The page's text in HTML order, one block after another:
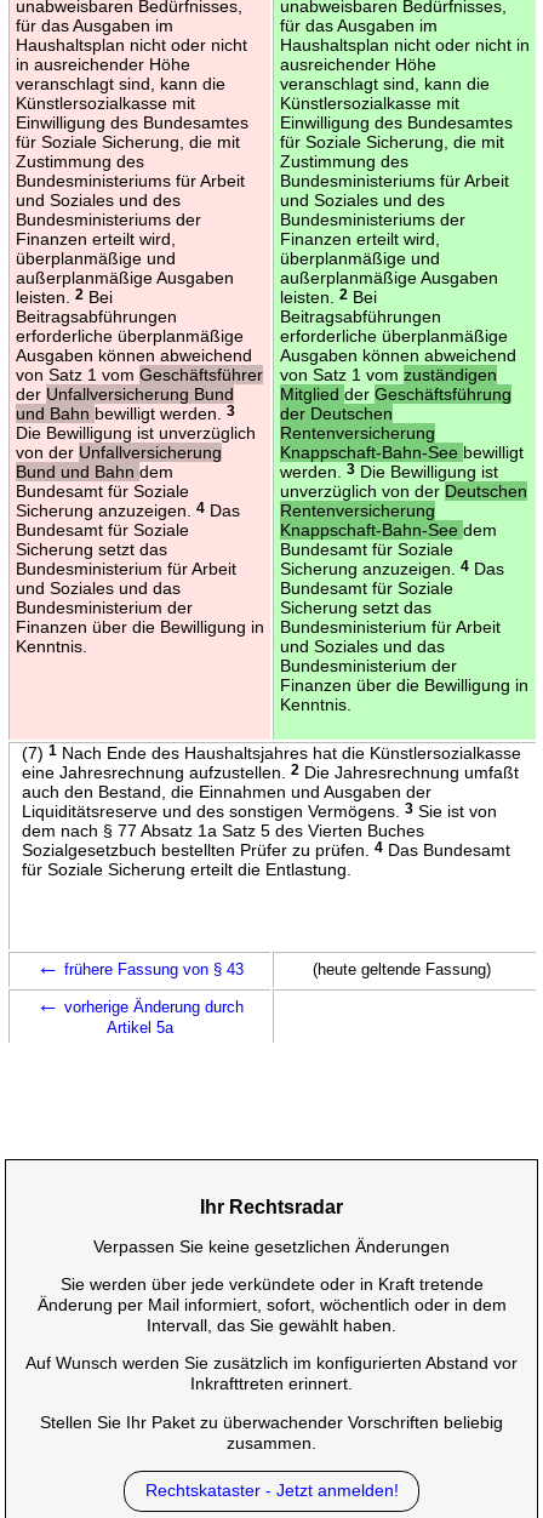
unabweisbaren Bedürfnisses,
für das Ausgaben im
Haushaltsplan nicht oder nicht
in ausreichender Höhe
veranschlagt sind, kann die
Künstlersozialkasse mit
Einwilligung des Bundesamtes
für Soziale Sicherung, die mit
Zustimmung des
Bundesministeriums für Arbeit
und Soziales und des
Bundesministeriums der
Finanzen erteilt wird,
überplanmäßige und
außerplanmäßige Ausgaben
leisten.
2Bei
Beitragsabführungen
erforderliche überplanmäßige
Ausgaben können abweichend
von Satz 1 vom Geschäftsführer
der Unfallversicherung Bund
und Bahn bewilligt werden. 3
Die Bewilligung ist unverzüglich
von der Unfallversicherung
Bund und Bahn dem
Bundesamt für Soziale
Sicherung anzuzeigen.
4Das
Bundesamt für Soziale
Sicherung setzt das
Bundesministerium für Arbeit
und Soziales und das
Bundesministerium der
Finanzen über die Bewilligung in
Kenntnis.
unabweisbaren Bedürfnisses,
für das Ausgaben im
Haushaltsplan nicht oder nicht in
ausreichender Höhe
veranschlagt sind, kann die
Künstlersozialkasse mit
Einwilligung des Bundesamtes
für Soziale Sicherung, die mit
Zustimmung des
Bundesministeriums für Arbeit
und Soziales und des
Bundesministeriums der
Finanzen erteilt wird,
überplanmäßige und
außerplanmäßige Ausgaben
leisten.
2Bei
Beitragsabführungen
erforderliche überplanmäßige
Ausgaben können abweichend
von Satz 1 vom zuständigen
Mitglied der Geschäftsführung
der Deutschen
Rentenversicherung
Knappschaft-Bahn-See bewilligt
werden.
3Die Bewilligung ist
unverzüglich von der Deutschen
Rentenversicherung
Knappschaft-Bahn-See dem
Bundesamt für Soziale
Sicherung anzuzeigen.
4Das
Bundesamt für Soziale
Sicherung setzt das
Bundesministerium für Arbeit
und Soziales und das
Bundesministerium der
Finanzen über die Bewilligung in
Kenntnis.
(7) 1Nach Ende des Haushaltsjahres hat die Künstlersozialkasse
eine Jahresrechnung aufzustellen.
2Die Jahresrechnung umfaßt
auch den Bestand, die Einnahmen und Ausgaben der
Liquiditätsreserve und des sonstigen Vermögens.
3Sie ist von
dem nach § 77 Absatz 1a Satz 5 des Vierten Buches
Sozialgesetzbuch bestellten Prüfer zu prüfen.
4Das Bundesamt
für Soziale Sicherung erteilt die Entlastung.
← frühere Fassung von § 43 (heute geltende Fassung)
← vorherige Änderung durch
Artikel 5a
Ihr Rechtsradar
Verpassen Sie keine gesetzlichen Änderungen
Sie werden über jede verkündete oder in Kraft tretende
Änderung per Mail informiert, sofort, wöchentlich oder in dem
Intervall, das Sie gewählt haben.
Auf Wunsch werden Sie zusätzlich im konfigurierten Abstand vor
Inkrafttreten erinnert.
Stellen Sie Ihr Paket zu überwachender Vorschriften beliebig
zusammen.
Rechtskataster - Jetzt anmelden!